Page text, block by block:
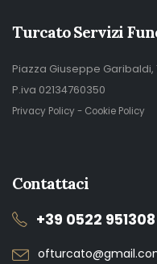
Turcato Servizi
Piazza Giuseppe Garibaldi,
P.iva 02134760350
Privacy Policy- Cookie Policy
Contattaci
+39 0522